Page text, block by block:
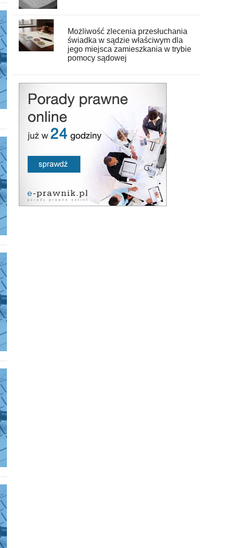
Możliwość zlecenia przesłuchania
świadka w sądzie właściwym dla
jego miejsca zamieszkania w trybie
pomocy sądowej